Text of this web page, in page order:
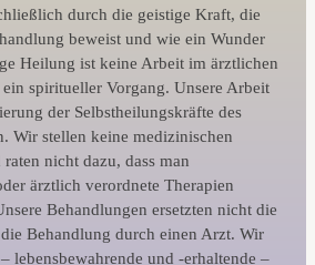
durch die geistige Kraft, die
beweist und wie ein Wunder
Heilung ist keine Arbeit im ärztlichen
ein spiritueller Vorgang. Unsere Arbeit
der Selbstheilungskräfte des
Wir stellen keine medizinischen
nicht dazu, dass man
ärztlich verordnete Therapien
Behandlungen ersetzten nicht die
Behandlung durch einen Arzt. Wir
lebensbewahrende und -erhaltende –